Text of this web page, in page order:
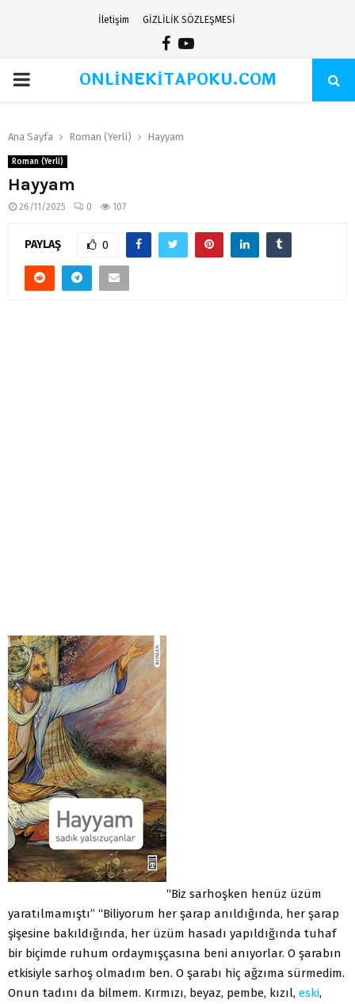
İletişim GİZLİLİK SÖZLEŞMESİ
Facebook
Youtube
PRIMARYONLİNEKİTAPOKU.COM
Ana Sayfa Roman (Yerli) Hayyam
Roman (Yerli)
Hayyam
26/11/2025 0 107
PAYLAŞ 0
“Biz sarhoşken henüz üzüm
yaratılmamıştı” “Biliyorum her şarap anıldığında, her şarap
şişesine bakıldığında, her üzüm hasadı yapıldığında tuhaf
bir biçimde ruhum ordaymışçasına beni anıyorlar. O şarabın
etkisiyle sarhoş olmadım ben. O şarabı hiç ağzıma sürmedim.
Onun tadını da bilmem. Kırmızı, beyaz, pembe, kızıl, eski,